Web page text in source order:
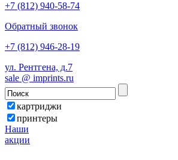
+7 (812) 940-58-74
Обратный звонок
+7 (812) 946-28-19
ул. Рентгена, д.7
sale @ imprints.ru
картриджи
принтеры
Наши
акции